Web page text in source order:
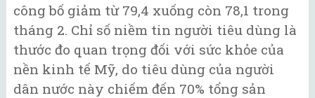
công bố giảm từ 79,4 xuống còn 78,1 trong
tháng 2. Chỉ số niềm tin người tiêu dùng là
thước đo quan trọng đối với sức khỏe của
nền kinh tế Mỹ, do tiêu dùng của người
dân nước này chiếm đến 70% tổng sản